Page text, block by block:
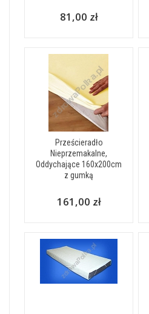
81,00 zł
Prześcieradło
Nieprzemakalne,
Oddychające 160x200cm
z gumką
161,00 zł